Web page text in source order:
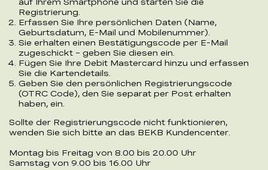
Registrierung.
Erfassen Sie Ihre persönlichen Daten (Name,
Geburtsdatum, E-Mail und Mobilenummer).
Sie erhalten einen Bestätigungscode per E-Mail
zugeschickt – geben Sie diesen ein.
Fügen Sie Ihre Debit Mastercard hinzu und erfassen
Sie die Kartendetails.
Geben Sie den persönlichen Registrierungscode
(OTRC Code), den Sie separat per Post erhalten
haben, ein.
Sollte der Registrierungscode nicht funktionieren,
wenden Sie sich bitte an das BEKB Kundencenter.
Montag bis Freitag von 8.00 bis 20.00 Uhr
Samstag von 9.00 bis 16.00 Uhr